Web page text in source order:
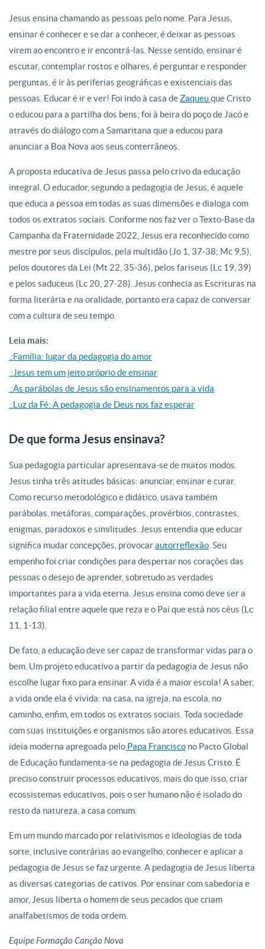
Jesus ensina chamando as pessoas pelo nome. Para Jesus,
ensinar é conhecer e se dar a conhecer, é deixar as pessoas
virem ao encontro e ir encontrá-las. Nesse sentido, ensinar é
escutar, contemplar rostos e olhares, é perguntar e responder
perguntas, é ir às periferias geográficas e existenciais das
pessoas. Educar é ir e ver! Foi indo à casa de Zaqueuque Cristo
o educou para a partilha dos bens; foi à beira do poço de Jacó e
através do diálogo com a Samaritana que a educou para
anunciar a Boa Nova aos seus conterrâneos.
A proposta educativa de Jesus passa pelo crivo da educação
integral. O educador, segundo a pedagogia de Jesus, é aquele
que educa a pessoa em todas as suas dimensões e dialoga com
todos os extratos sociais. Conforme nos faz ver o Texto-Base da
Campanha da Fraternidade 2022, Jesus era reconhecido como
mestre por seus discípulos, pela multidão (Jo 1, 37-38; Mc 9,5),
pelos doutores da Lei (Mt 22, 35-36), pelos fariseus (Lc 19, 39)
e pelos saduceus (Lc 20, 27-28). Jesus conhecia as Escrituras na
forma literária e na oralidade, portanto era capaz de conversar
com a cultura de seu tempo.
Leia mais:
.:Família: lugar da pedagogia do amor
.:Jesus tem um jeito próprio de ensinar
.:As parábolas de Jesus são ensinamentos para a vida
.:Luz da Fé: A pedagogia de Deus nos faz esperar
De que forma Jesus ensinava?
Sua pedagogia particular apresentava-se de muitos modos.
Jesus tinha três atitudes básicas: anunciar, ensinar e curar.
Como recurso metodológico e didático, usava também
parábolas, metáforas, comparações, provérbios, contrastes,
enigmas, paradoxos e similitudes. Jesus entendia que educar
significa mudar concepções, provocarautorreflexão . Seu
empenho foi criar condições para despertar nos corações das
pessoas o desejo de aprender, sobretudo as verdades
importantes para a vida eterna. Jesus ensina como deve ser a
relação filial entre aquele que reza e o Pai que está nos céus (Lc
11, 1-13).
De fato, a educação deve ser capaz de transformar vidas para o
bem. Um projeto educativo a partir da pedagogia de Jesus não
escolhe lugar fixo para ensinar. A vida é a maior escola! A saber,
a vida onde ela é vivida: na casa, na igreja, na escola, no
caminho, enfim, em todos os extratos sociais. Toda sociedade
com suas instituições e organismos são atores educativos. Essa
ideia moderna apregoada pelo Papa Francisco no Pacto Global
de Educação fundamenta-se na pedagogia de Jesus Cristo. É
preciso construir processos educativos, mais do que isso, criar
ecossistemas educativos, pois o ser humano não é isolado do
resto da natureza, a casa comum.
Em um mundo marcado por relativismos e ideologias de toda
sorte, inclusive contrárias ao evangelho, conhecer e aplicar a
pedagogia de Jesus se faz urgente. A pedagogia de Jesus liberta
as diversas categorias de cativos. Por ensinar com sabedoria e
amor, Jesus liberta o homem de seus pecados que criam
analfabetismos de toda ordem.
Equipe Formação Canção Nova